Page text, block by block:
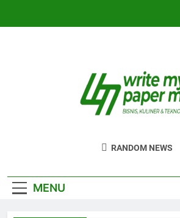
Bisnis, Kuliner, Teknologi
RANDOM NEWS
MENU